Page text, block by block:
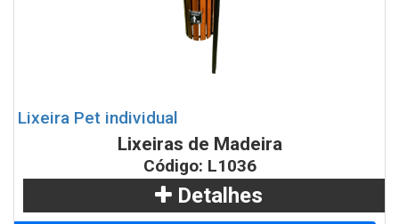
Lixeira Pet individual
Lixeiras de Madeira
Código: L1036
Detalhes